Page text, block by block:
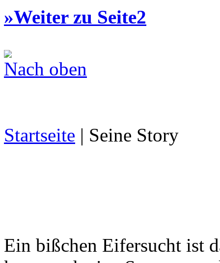
»Weiter zu Seite2
Nach oben
Startseite | Seine Story
Ein bißchen Eifersucht ist